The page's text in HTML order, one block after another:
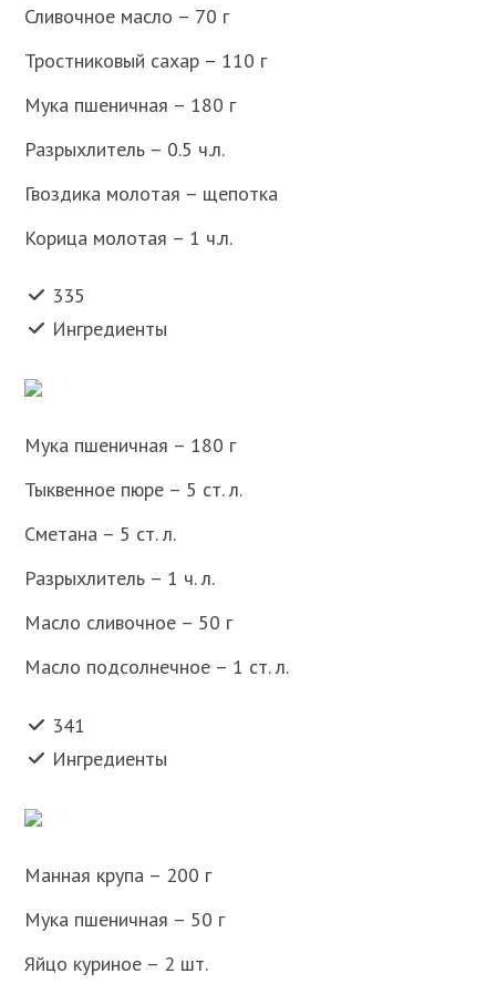
Сливочное масло – 70 г
Тростниковый сахар – 110 г
Мука пшеничная – 180 г
Разрыхлитель – 0.5 ч.л.
Гвоздика молотая – щепотка
Корица молотая – 1 ч.л.
335
Ингредиенты
Мука пшеничная – 180 г
Тыквенное пюре – 5 ст. л.
Сметана – 5 ст. л.
Разрыхлитель – 1 ч. л.
Масло сливочное – 50 г
Масло подсолнечное – 1 ст. л.
341
Ингредиенты
Манная крупа – 200 г
Мука пшеничная – 50 г
Яйцо куриное – 2 шт.